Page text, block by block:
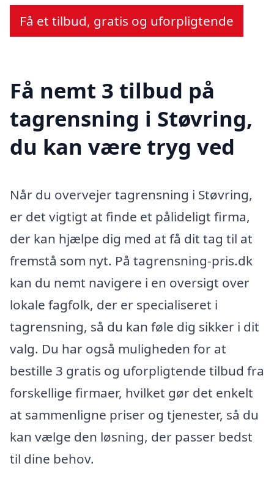
Få et tilbud, gratis og uforpligtende
Få nemt 3 tilbud på
tagrensning i Støvring,
du kan være tryg ved
Når du overvejer tagrensning i Støvring,
er det vigtigt at finde et pålideligt firma,
der kan hjælpe dig med at få dit tag til at
fremstå som nyt. På tagrensning-pris.dk
kan du nemt navigere i en oversigt over
lokale fagfolk, der er specialiseret i
tagrensning, så du kan føle dig sikker i dit
valg. Du har også muligheden for at
bestille 3 gratis og uforpligtende tilbud fra
forskellige firmaer, hvilket gør det enkelt
at sammenligne priser og tjenester, så du
kan vælge den løsning, der passer bedst
til dine behov.